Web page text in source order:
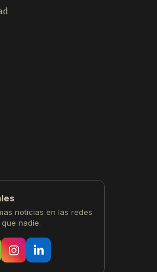
noticias en las redes
nadie.